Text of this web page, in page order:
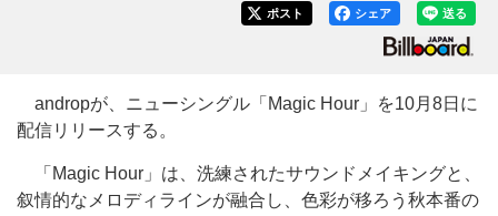
送る
シェア
ポスト
andropが、ニューシングル「Magic Hour」を10月8日に
配信リリースする。
「Magic Hour」は、洗練されたサウンドメイキングと、
叙情的なメロディラインが融合し、色彩が移ろう秋本番の